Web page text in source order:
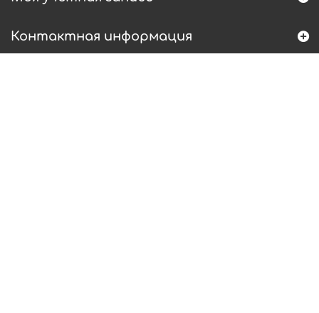
Контактная информация